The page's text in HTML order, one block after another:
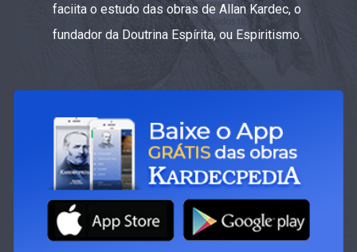
faciita o estudo das obras de Allan Kardec, o
fundador da Doutrina Espírita, ou Espiritismo.